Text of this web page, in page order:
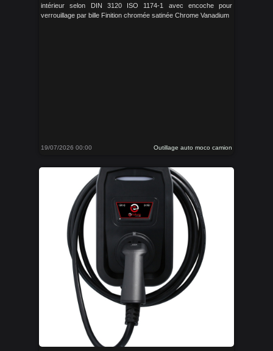
intérieur selon DIN 3120 ISO 1174-1 avec encoche pour
verrouillage par bille Finition chromée satinée Chrome Vanadium
19/07/2026 00:00 Outillage auto moco camion